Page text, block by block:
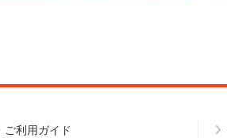
ご利用ガイド